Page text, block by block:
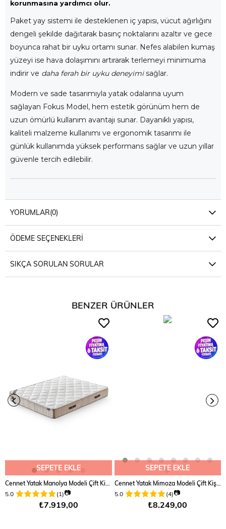
korunmasına yardımcı olur.
Paket yay sistemi ile desteklenen iç yapısı, vücut ağırlığını
dengeli şekilde dağıtarak basınç noktalarını azaltır ve gece
boyunca rahat bir uyku ortamı sunar. Nefes alabilen kumaş
yüzeyi ise hava dolaşımını artırarak terlemeyi minimuma
indirir ve daha ferah bir uyku deneyimisağlar.
Modern ve sade tasarımıyla yatak odalarına uyum
sağlayan Fokus Model, hem estetik görünüm hem de
uzun ömürlü kullanım avantajı sunar. Dayanıklı yapısı,
kaliteli malzeme kullanımı ve ergonomik tasarımı ile
günlük kullanımda yüksek performans sağlar ve uzun yıllar
güvenle tercih edilebilir.
YORUMLAR(0)
ÖDEME SEÇENEKLERI
SIKÇA SORULAN SORULAR
BENZER ÜRÜNLER
SEPETE EKLE
5.0
(1)📷
₺7.919,00
SEPETE EKLE
Cennet Yatak Mimoza Modeli Çift Kişilik Paket Yaylı Yatak Full Ortopedik ve Antibakteriyel Özellikli
5.0
(4)📷
₺8.249,00